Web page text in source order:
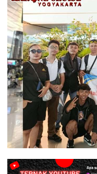
kapal
pesiar,magang
kerja
hotel
luar
negeri,agency
resmi
kapal
pesiar,